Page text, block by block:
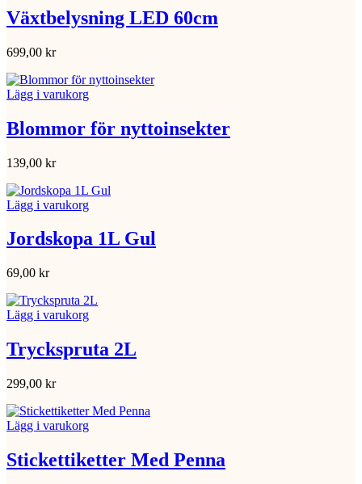
Växtbelysning LED 60cm
699,00 kr
Lägg i varukorg
Blommor för nyttoinsekter
139,00 kr
Lägg i varukorg
Jordskopa 1L Gul
69,00 kr
Lägg i varukorg
Tryckspruta 2L
299,00 kr
Lägg i varukorg
Stickettiketter Med Penna